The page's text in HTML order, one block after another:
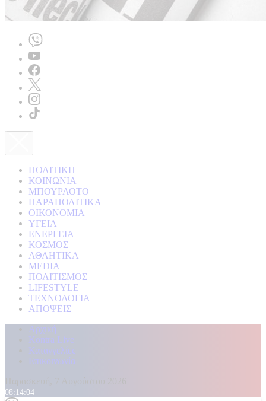
ΠΟΛΙΤΙΚΗ
ΚΟΙΝΩΝΙΑ
ΜΠΟΥΡΛΟΤΟ
ΠΑΡΑΠΟΛΙΤΙΚΑ
ΟΙΚΟΝΟΜΙΑ
ΥΓΕΙΑ
ΕΝΕΡΓΕΙΑ
ΚΟΣΜΟΣ
ΑΘΛΗΤΙΚΑ
MEDIA
ΠΟΛΙΤΙΣΜΟΣ
LIFESTYLE
ΤΕΧΝΟΛΟΓΙΑ
ΑΠΟΨΕΙΣ
Αρχική
Kontra Live
Καταγγελίες
Επικοινωνία
08:14:05